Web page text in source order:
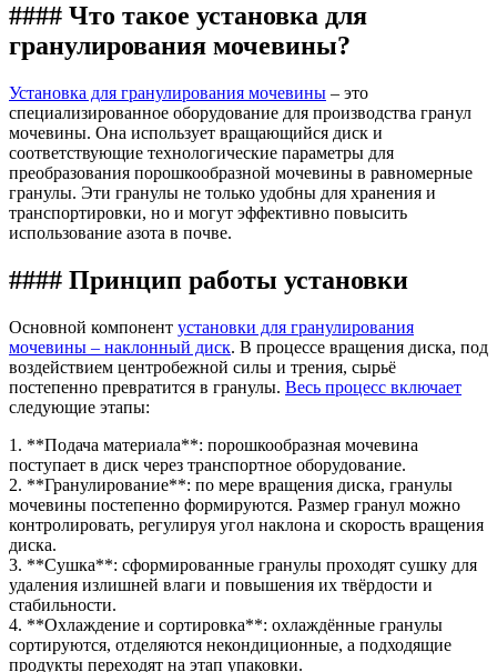
#### Что такое установка для
гранулирования мочевины?
Установка для гранулирования мочевины – это
специализированное оборудование для производства гранул
мочевины. Она использует вращающийся диск и
соответствующие технологические параметры для
преобразования порошкообразной мочевины в равномерные
гранулы. Эти гранулы не только удобны для хранения и
транспортировки, но и могут эффективно повысить
использование азота в почве.
#### Принцип работы установки
Основной компонент установки для гранулирования
мочевины – наклонный диск. В процессе вращения диска, под
воздействием центробежной силы и трения, сырьё
постепенно превратится в гранулы. Весь процесс включает
следующие этапы:
1. **Подача материала**: порошкообразная мочевина
поступает в диск через транспортное оборудование.
2. **Гранулирование**: по мере вращения диска, гранулы
мочевины постепенно формируются. Размер гранул можно
контролировать, регулируя угол наклона и скорость вращения
диска.
3. **Сушка**: сформированные гранулы проходят сушку для
удаления излишней влаги и повышения их твёрдости и
стабильности.
4. **Охлаждение и сортировка**: охлаждённые гранулы
сортируются, отделяются некондиционные, а подходящие
продукты переходят на этап упаковки.